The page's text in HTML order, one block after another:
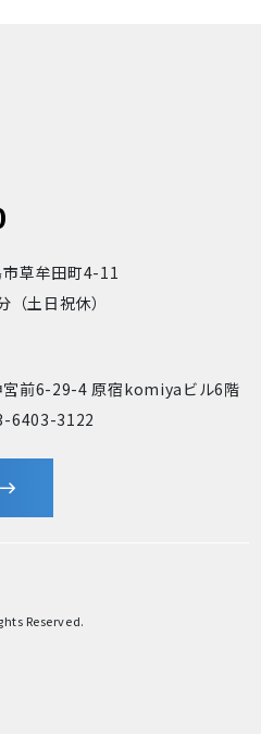
草牟田町4-11
土日祝休）
前6-29-4 原宿komiyaビル6階
6403-3122
Reserved.